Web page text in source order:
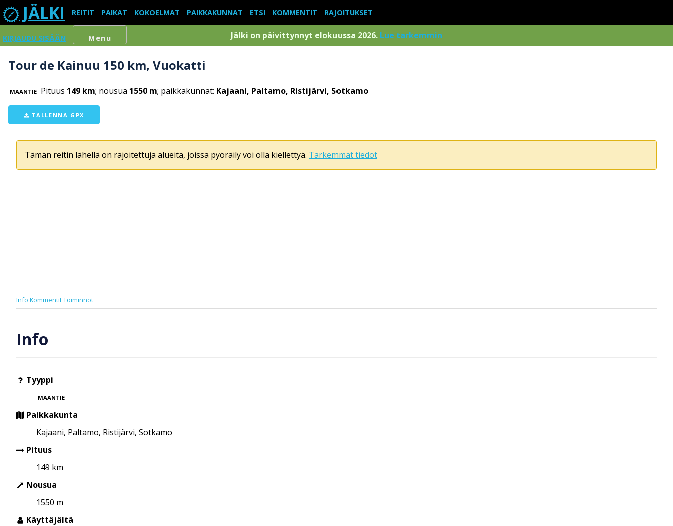
JÄLKI REITIT PAIKAT KOKOELMAT PAIKKAKUNNAT ETSI KOMMENTIT RAJOITUKSET
KIRJAUDU SISÄÄN Menu Jälki on päivittynnyt elokuussa 2026. Lue tarkemmin
Tour de Kainuu 150 km, Vuokatti
MAANTIE Pituus 149 km; nousua 1550 m; paikkakunnat: Kajaani, Paltamo, Ristijärvi, Sotkamo
TALLENNA GPX
Tämän reitin lähellä on rajoitettuja alueita, joissa pyöräily voi olla kiellettyä. Tarkemmat tiedot
Info KommentitToiminnot
Info
Tyyppi
MAANTIE
Paikkakunta
Kajaani, Paltamo, Ristijärvi, Sotkamo
Pituus
149 km
Nousua
1550 m
Käyttäjältä